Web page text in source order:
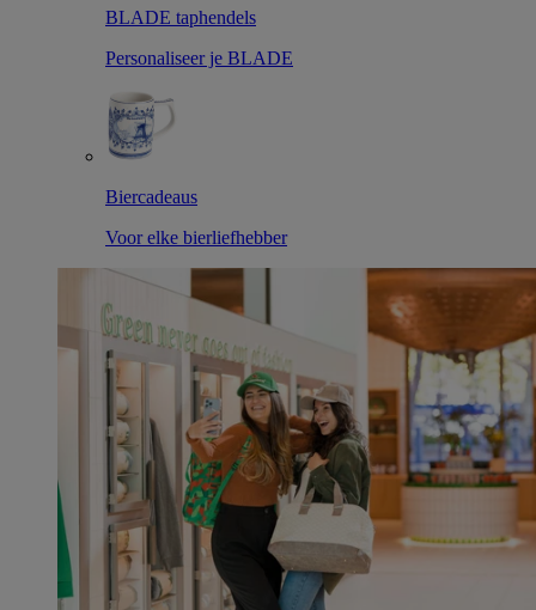
BLADE taphendels
Personaliseer je BLADE
Biercadeaus
Voor elke bierliefhebber